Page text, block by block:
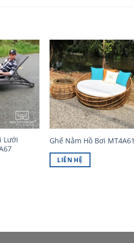
Lưới
Ghế Nằm Hồ Bơi MT4A61
LIÊN HỆ